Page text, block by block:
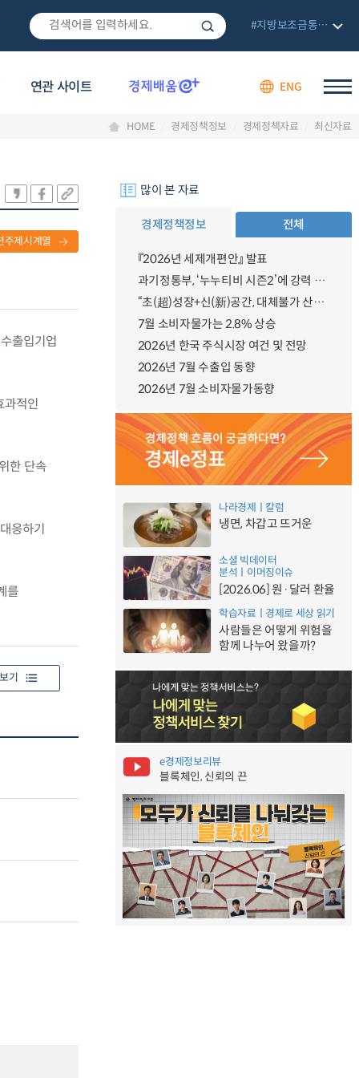
연관 사이트 ENG
#지방보조금통합관리망
HOME 경제정책정보 경제정책자료 최신자료
주제시계열
출입기업
과적인
한 단속
응하기
를
기
많이 본 자료
경제정책정보 전체
『2026년 세제개편안』 발표
과기정통부, ‘누누티비 시즌2’에 강력 대응 의지 밝혀
“초(超)성장+신(新)공간, 대체불가 산업강국”
7월 소비자물가는 2.8% 상승
2026년 한국 주식시장 여건 및 전망
2026년 7월 수출입 동향
2026년 7월 소비자물가동향
나라경제ㅣ칼럼
냉면, 차갑고 뜨거운
소셜 빅데이터
분석ㅣ이머징이슈
[2026.06] 원·달러 환율
학습자료ㅣ경제로 세상 읽기
사람들은 어떻게 위험을
함께 나누어 왔을까?
e경제정보리뷰
블록체인, 신뢰의 끈